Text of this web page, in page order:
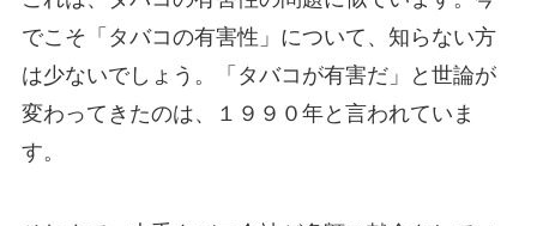
でこそ「タバコの有害性」について、知らない方
は少ないでしょう。「タバコが有害だ」と世論が
変わってきたのは、１９９０年と言われていま
す。